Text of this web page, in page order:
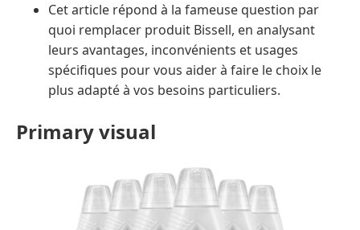
Cet article répond à la fameuse question par
quoi remplacer produit Bissell, en analysant
leurs avantages, inconvénients et usages
spécifiques pour vous aider à faire le choix le
plus adapté à vos besoins particuliers.
Primary visual